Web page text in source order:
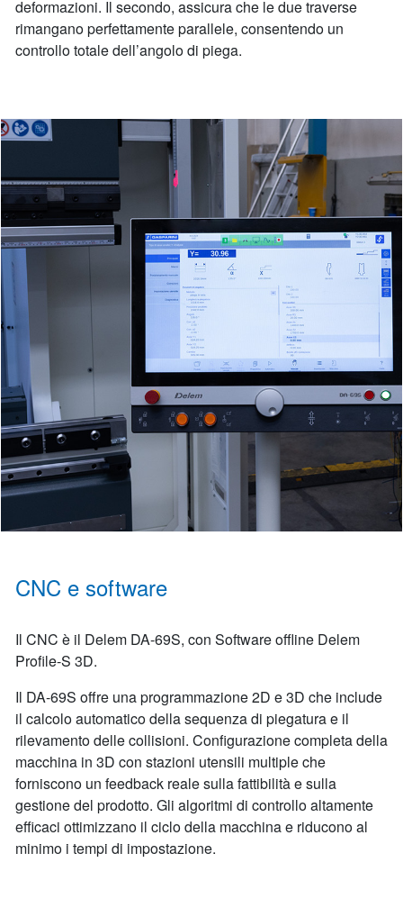
deformazioni. Il secondo, assicura che le due traverse
rimangano perfettamente parallele, consentendo un
controllo totale dell’angolo di piega.
CNC e software
Il CNC è il Delem DA-69S, con Software offline Delem
Profile-S 3D.
Il DA-69S offre una programmazione 2D e 3D che include
il calcolo automatico della sequenza di piegatura e il
rilevamento delle collisioni. Configurazione completa della
macchina in 3D con stazioni utensili multiple che
forniscono un feedback reale sulla fattibilità e sulla
gestione del prodotto. Gli algoritmi di controllo altamente
efficaci ottimizzano il ciclo della macchina e riducono al
minimo i tempi di impostazione.